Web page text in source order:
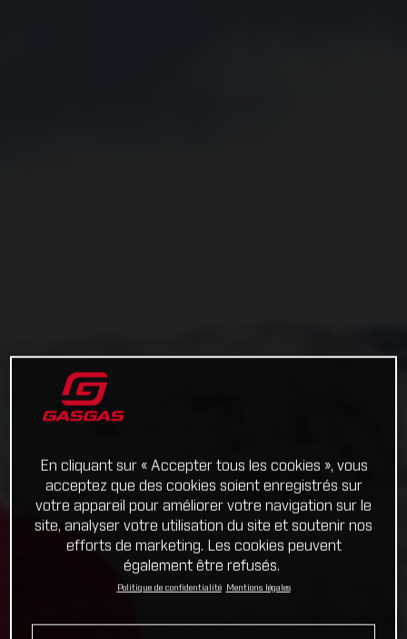
En cliquant sur « Accepter tous les cookies », vous
acceptez que des cookies soient enregistrés sur
votre appareil pour améliorer votre navigation sur le
site, analyser votre utilisation du site et soutenir nos
efforts de marketing. Les cookies peuvent
également être refusés.
Politique de confidentialité Mentions légales